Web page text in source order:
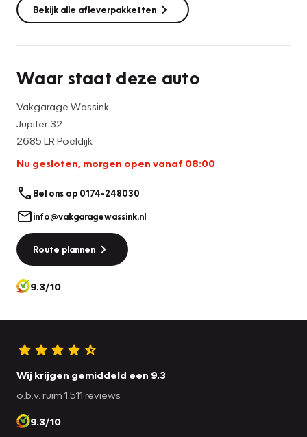
Bekijk alle afleverpakketten
Waar staat deze auto
Vakgarage Wassink
Jupiter 32
2685 LR Poeldijk
Nu gesloten, morgen open vanaf 08:00
Bel ons op 0174-248030
info@vakgaragewassink.nl
Route plannen
9.3/10
Wij krijgen gemiddeld een 9.3
o.b.v. ruim 1.511 reviews
9.3/10